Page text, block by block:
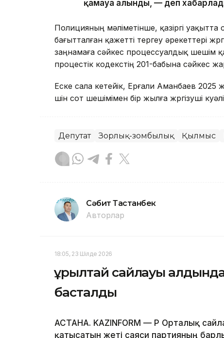
қамауға алынды, — деп
Полицияның мәліметінше, қазіргі
бағытталған қажетті тергеу әрекеттері
заңнамаға сәйкес процессуалдық шешім
процестік кодекстің 201-бабына сәйкес
Еске сала кетейік, Ерғали Аманбаев
үшін сот шешімімен бір жылға жүргізуші
Депутат Зорлық-зомбылық Қылмыс
Сәбит Тастанбек
Авторлар
18:05, 23 Шілде 2026
Құрылтай сайлауы
басталды
АСТАНА. KAZINFORM — ҚР Орталық
қатысатын жеті саяси партияның